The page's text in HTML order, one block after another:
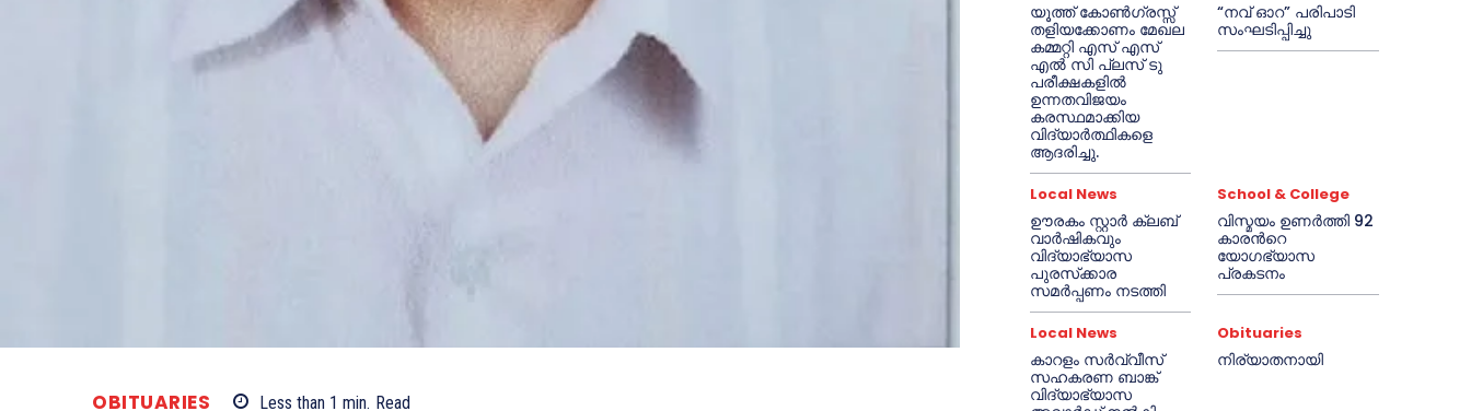
OBITUARIES Less than 1 min. Read
യൂത്ത് കോൺഗ്രസ്സ്
തളിയക്കോണം മേഖല
കമ്മറ്റി എസ് എസ്
എൽ സി പ്ലസ് ടു
പരീക്ഷകളിൽ
ഉന്നതവിജയം
കരസ്ഥമാക്കിയ
വിദ്യാർത്ഥികളെ
ആദരിച്ചു.
“നവ് ഓറ” പരിപാടി
സംഘടിപ്പിച്ചു
Local News
ഊരകം സ്റ്റാർ ക്ലബ്
വാർഷികവും
വിദ്യാഭ്യാസ
പുരസ്‌ക്കാര
സമർപ്പണം നടത്തി
School & College
വിസ്മയം ഉണർത്തി 92
കാരൻറെ
യോഗഭ്യാസ
പ്രകടനം
Local News
കാറളം സർവ്വീസ്
സഹകരണ ബാങ്ക്
വിദ്യാഭ്യാസ
Obituaries
നിര്യാതനായി